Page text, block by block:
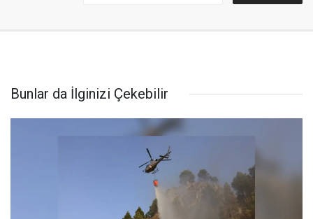
Bunlar da İlginizi Çekebilir